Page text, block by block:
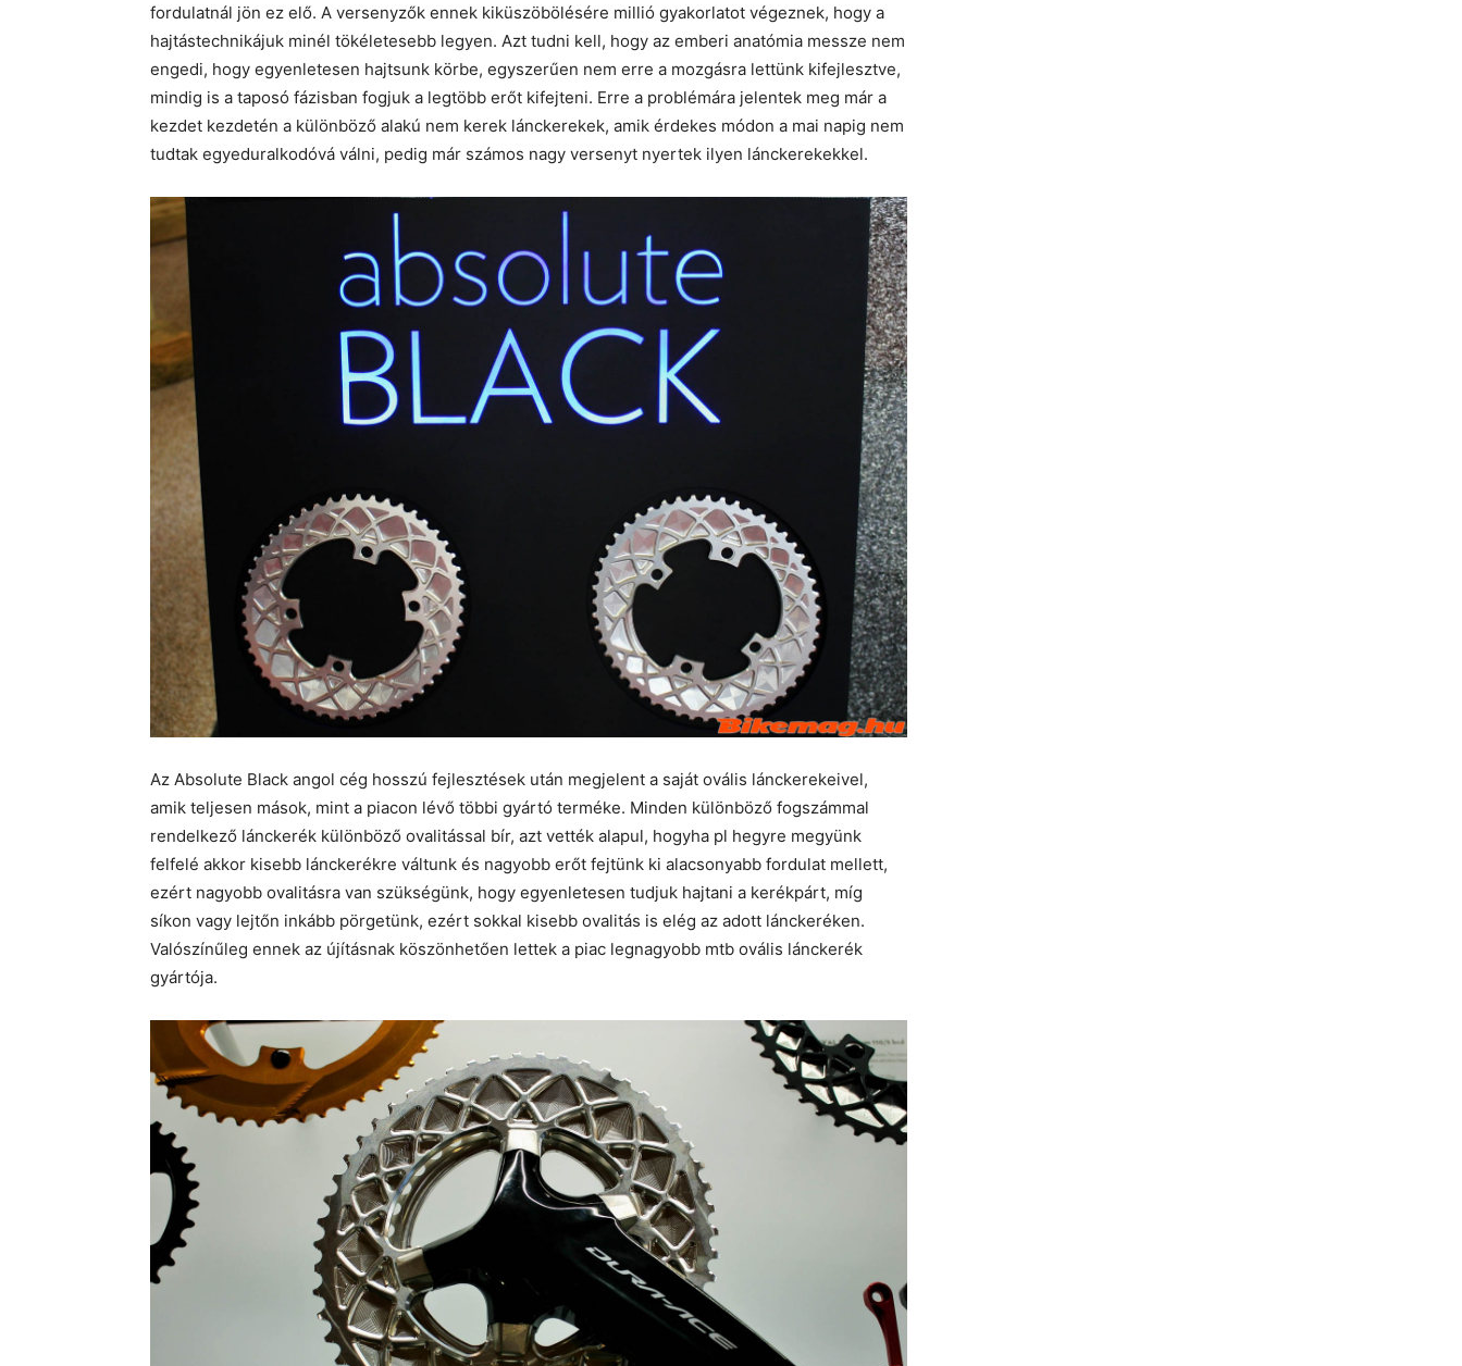
fordulatnál jön ez elő. A versenyzők ennek kiküszöbölésére millió gyakorlatot végeznek, hogy a
hajtástechnikájuk minél tökéletesebb legyen. Azt tudni kell, hogy az emberi anatómia messze nem
engedi, hogy egyenletesen hajtsunk körbe, egyszerűen nem erre a mozgásra lettünk kifejlesztve,
mindig is a taposó fázisban fogjuk a legtöbb erőt kifejteni. Erre a problémára jelentek meg már a
kezdet kezdetén a különböző alakú nem kerek lánckerekek, amik érdekes módon a mai napig nem
tudtak egyeduralkodóvá válni, pedig már számos nagy versenyt nyertek ilyen lánckerekekkel.
Az Absolute Black angol cég hosszú fejlesztések után megjelent a saját ovális lánckerekeivel,
amik teljesen mások, mint a piacon lévő többi gyártó terméke. Minden különböző fogszámmal
rendelkező lánckerék különböző ovalitással bír, azt vették alapul, hogyha pl hegyre megyünk
felfelé akkor kisebb lánckerékre váltunk és nagyobb erőt fejtünk ki alacsonyabb fordulat mellett,
ezért nagyobb ovalitásra van szükségünk, hogy egyenletesen tudjuk hajtani a kerékpárt, míg
síkon vagy lejtőn inkább pörgetünk, ezért sokkal kisebb ovalitás is elég az adott lánckeréken.
Valószínűleg ennek az újításnak köszönhetően lettek a piac legnagyobb mtb ovális lánckerék
gyártója.